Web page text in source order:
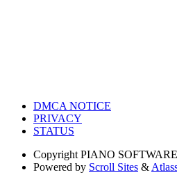
DMCA NOTICE
PRIVACY
STATUS
Copyright PIANO
Powered by Scroll Sites &